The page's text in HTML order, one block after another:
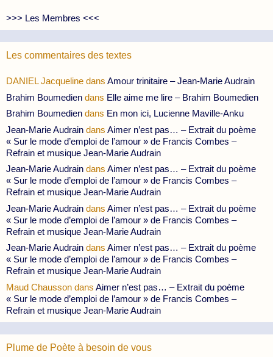
>>> Les Membres <<<
Les commentaires des textes
DANIEL Jacqueline dans Amour trinitaire – Jean-Marie Audrain
Brahim Boumedien dans Elle aime me lire – Brahim Boumedien
Brahim Boumedien dans En mon ici, Lucienne Maville-Anku
Jean-Marie Audrain dans Aimer n’est pas… – Extrait du poème
« Sur le mode d’emploi de l’amour » de Francis Combes –
Refrain et musique Jean-Marie Audrain
Jean-Marie Audrain dans Aimer n’est pas… – Extrait du poème
« Sur le mode d’emploi de l’amour » de Francis Combes –
Refrain et musique Jean-Marie Audrain
Jean-Marie Audrain dans Aimer n’est pas… – Extrait du poème
« Sur le mode d’emploi de l’amour » de Francis Combes –
Refrain et musique Jean-Marie Audrain
Jean-Marie Audrain dans Aimer n’est pas… – Extrait du poème
« Sur le mode d’emploi de l’amour » de Francis Combes –
Refrain et musique Jean-Marie Audrain
Maud Chausson dans Aimer n’est pas… – Extrait du poème
« Sur le mode d’emploi de l’amour » de Francis Combes –
Refrain et musique Jean-Marie Audrain
Plume de Poète à besoin de vous